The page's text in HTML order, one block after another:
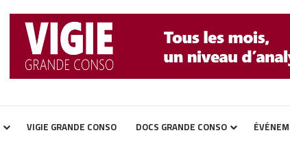
VIGIE GRANDE CONSO DOCS GRANDE CONSO